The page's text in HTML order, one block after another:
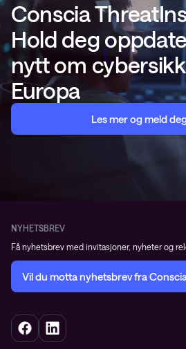
Conscia
Hold deg
nytt om
Europa
Les mer og meld
NYHETSBREV
Få nyhetsbrev med invitasjoner, nyheter og
Vil du motta nyhetsbrev fra